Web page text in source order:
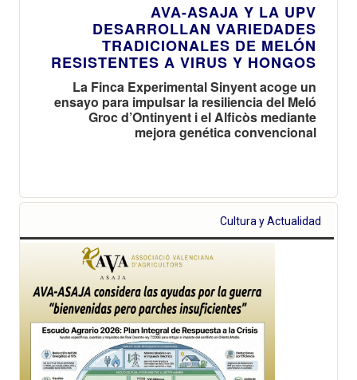
AVA-ASAJA Y LA UPV
DESARROLLAN VARIEDADES
TRADICIONALES DE MELÓN
RESISTENTES A VIRUS Y HONGOS
La Finca Experimental Sinyent acoge un
ensayo para impulsar la resiliencia del Meló
Groc d’Ontinyent i el Alficòs mediante
mejora genética convencional
Cultura y Actualidad